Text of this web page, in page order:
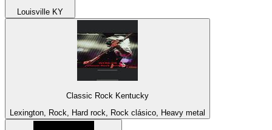
Louisville KY
Classic Rock Kentucky
Lexington, Rock, Hard rock, Rock clásico, Heavy metal